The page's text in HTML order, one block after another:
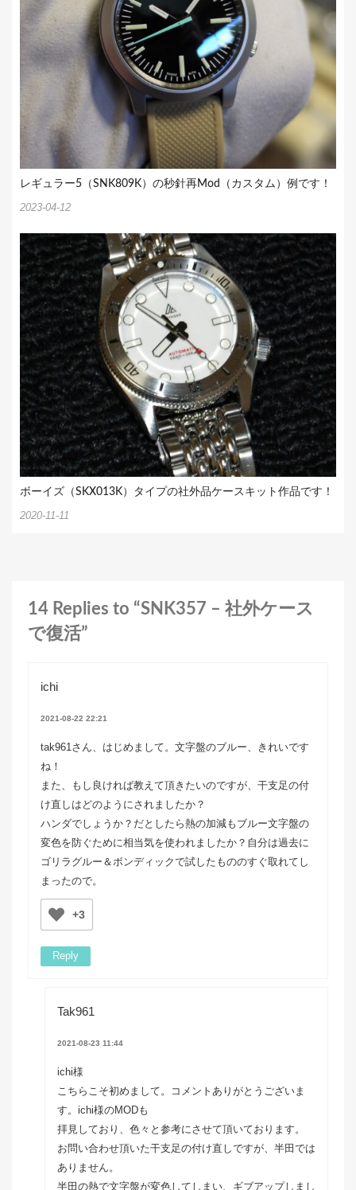
レギュラー5（SNK809K）の秒針再Mod（カスタム）例です！
2023-04-12
ボーイズ（SKX013K）タイプの社外品ケースキット作品です！
2020-11-11
14 Replies to “SNK357 – 社外ケース
で復活”
ichi
2021-08-22 22:21
tak961さん、はじめまして。文字盤のブルー、きれいです
ね！
また、もし良ければ教えて頂きたいのですが、干支足の付
け直しはどのようにされましたか？
ハンダでしょうか？だとしたら熱の加減もブルー文字盤の
変色を防ぐために相当気を使われましたか？自分は過去に
ゴリラグルー＆ボンディックで試したもののすぐ取れてし
まったので。
+3
Reply
Tak961
2021-08-23 11:44
ichi様
こちらこそ初めまして。コメントありがとうございま
す。ichi様のMODも
拝見しており、色々と参考にさせて頂いております。
お問い合わせ頂いた干支足の付け直しですが、半田では
ありません。
半田の熱で文字盤が変色してしまい、ギブアップしまし